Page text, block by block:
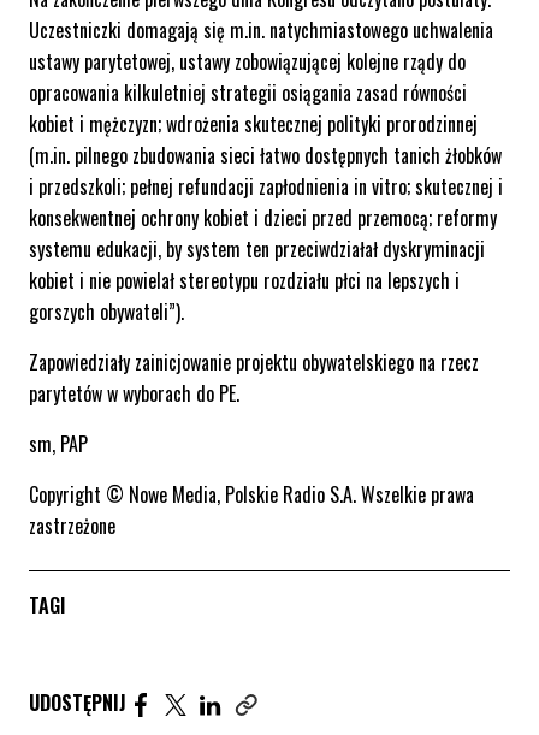
Uczestniczki domagają się m.in. natychmiastowego uchwalenia
ustawy parytetowej, ustawy zobowiązującej kolejne rządy do
opracowania kilkuletniej strategii osiągania zasad równości
kobiet i mężczyzn; wdrożenia skutecznej polityki prorodzinnej
(m.in. pilnego zbudowania sieci łatwo dostępnych tanich żłobków
i przedszkoli; pełnej refundacji zapłodnienia in vitro; skutecznej i
konsekwentnej ochrony kobiet i dzieci przed przemocą; reformy
systemu edukacji, by system ten przeciwdziałał dyskryminacji
kobiet i nie powielał stereotypu rozdziału płci na lepszych i
gorszych obywateli”).
Zapowiedziały zainicjowanie projektu obywatelskiego na rzecz
parytetów w wyborach do PE.
sm, PAP
Copyright © Nowe Media, Polskie Radio S.A. Wszelkie prawa
zastrzeżone
TAGI
UDOSTĘPNIJ Udostępnij artykuł na Facebook. Strona otwiera się
Udostępnij artykuł na Twitter. Strona otwiera
Udostępnij artykuł na Linkedin. Strona